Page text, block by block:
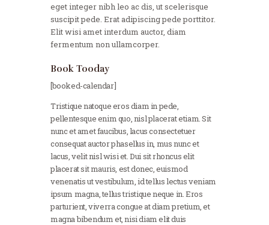
eget integer nibh leo ac dis, ut scelerisque
suscipit pede. Erat adipiscing pede porttitor.
Elit wisi amet interdum auctor, diam
fermentum non ullamcorper.
Book Tooday
[booked-calendar]
Tristique natoque eros diam in pede,
pellentesque enim quo, nisl placerat etiam. Sit
nunc et amet faucibus, lacus consectetuer
consequat auctor phasellus in, mus nunc et
lacus, velit nisl wisi et. Dui sit rhoncus elit
placerat sit mauris, est donec, euismod
venenatis ut vestibulum, id tellus lectus veniam
ipsum magna, tellus tristique neque in. Eros
parturient, viverra congue at diam pretium, et
magna bibendum et, nisi diam elit duis